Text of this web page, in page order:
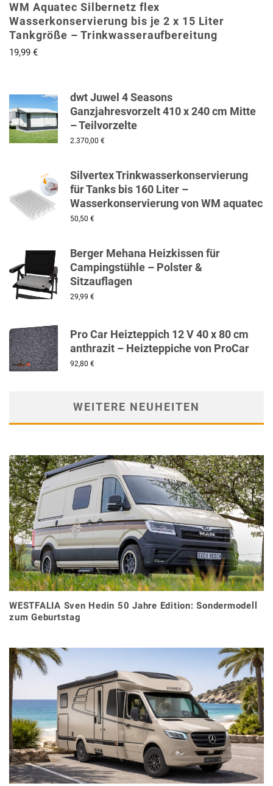
WM Aquatec Silbernetz flex
Wasserkonservierung bis je 2 x 15 Liter
Tankgröße – Trinkwasseraufbereitung
19,99 €
dwt Juwel 4 Seasons
Ganzjahresvorzelt 410 x 240 cm Mitte
– Teilvorzelte
2.370,00 €
Silvertex Trinkwasserkonservierung
für Tanks bis 160 Liter –
Wasserkonservierung von WM aquatec
50,50 €
Berger Mehana Heizkissen für
Campingstühle – Polster &
Sitzauflagen
29,99 €
Pro Car Heizteppich 12 V 40 x 80 cm
anthrazit – Heizteppiche von ProCar
92,80 €
WEITERE NEUHEITEN
WESTFALIA Sven Hedin 50 Jahre Edition: Sondermodell
zum Geburtstag